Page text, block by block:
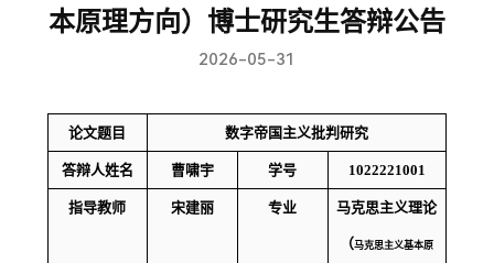
本原理方向）博士研究生答辩公告
2026-05-31
论文题目 数字帝国主义批判研究
答辩人姓名 曹啸宇 学号 1022221001
指导教师 宋建丽 专业 马克思主义理论
（马克思主义基本原